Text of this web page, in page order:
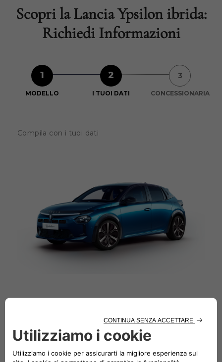
Scopri la Lancia Ypsilon ibrida:
Richiedi Informazioni
1
MODELLO
2
I TUOI DATI
3
CONCESSIONARIA
Compila con i tuoi dati
Cognome*